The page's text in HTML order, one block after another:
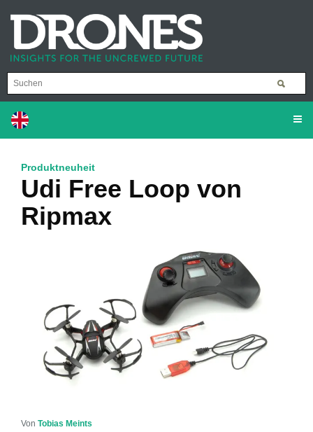
Produktneuheit
Udi Free Loop von
Ripmax
Von Tobias Meints